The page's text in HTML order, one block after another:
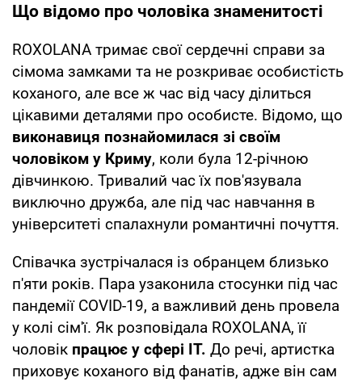
Що відомо про чоловіка знаменитості
ROXOLANA тримає свої сердечні справи за
сімома замками та не розкриває особистість
коханого, але все ж час від часу ділиться
цікавими деталями про особисте. Відомо, що
виконавиця познайомилася зі своїм
чоловіком у Криму, коли була 12-річною
дівчинкою. Тривалий час їх пов'язувала
виключно дружба, але під час навчання в
університеті спалахнули романтичні почуття.
Співачка зустрічалася із обранцем близько
п'яти років. Пара узаконила стосунки під час
пандемії COVID-19, а важливий день провела
у колі сім'ї. Як розповідала ROXOLANA, її
чоловік працює у сфері IT. До речі, артистка
приховує коханого від фанатів, адже він сам